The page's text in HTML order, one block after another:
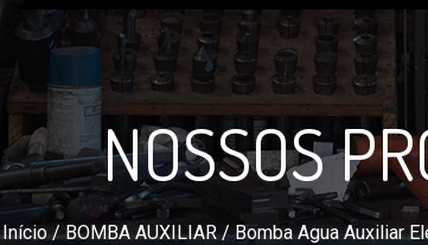
NOSSOS
Início/BOMBA AUXILIAR/ Bomba Agua Auxiliar